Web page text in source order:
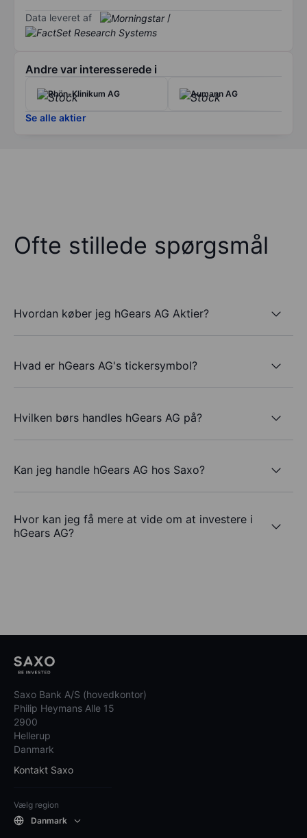
Data leveret af /
Andre var interesserede i
Rhön-Klinikum AG Aumann AG
Se alle aktier
Ofte stillede spørgsmål
Hvordan køber jeg hGears AG Aktier?
Hvad er hGears AG's tickersymbol?
Hvilken børs handles hGears AG på?
Kan jeg handle hGears AG hos Saxo?
Hvor kan jeg få mere at vide om at investere i
hGears AG?
Saxo Bank A/S (hovedkontor)
Philip Heymans Alle 15
2900
Hellerup
Danmark
Kontakt Saxo
Vælg region
Danmark